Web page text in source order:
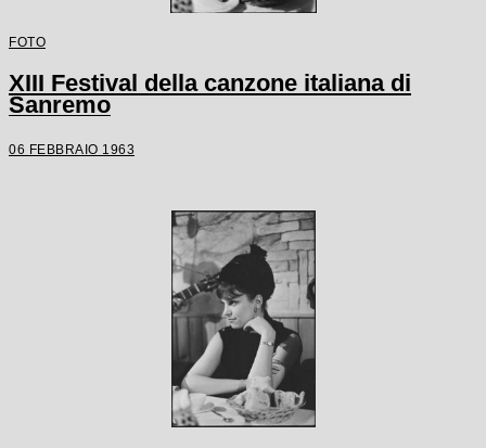
FOTO
XIII Festival della canzone italiana di
Sanremo
06 FEBBRAIO 1963